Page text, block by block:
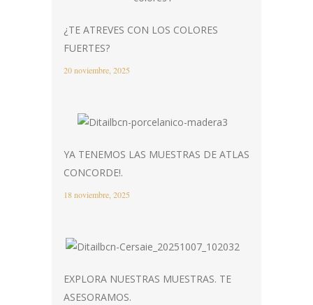
¿TE ATREVES CON LOS COLORES
FUERTES?
20 noviembre, 2025
YA TENEMOS LAS MUESTRAS DE ATLAS
CONCORDE!.
18 noviembre, 2025
EXPLORA NUESTRAS MUESTRAS. TE
ASESORAMOS.